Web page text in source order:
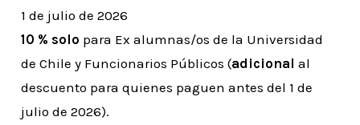
1 de julio de 2026
10 % solo para Ex alumnas/os de la Universidad
de Chile y Funcionarios Públicos (adicional al
descuento para quienes paguen antes del 1 de
julio de 2026).